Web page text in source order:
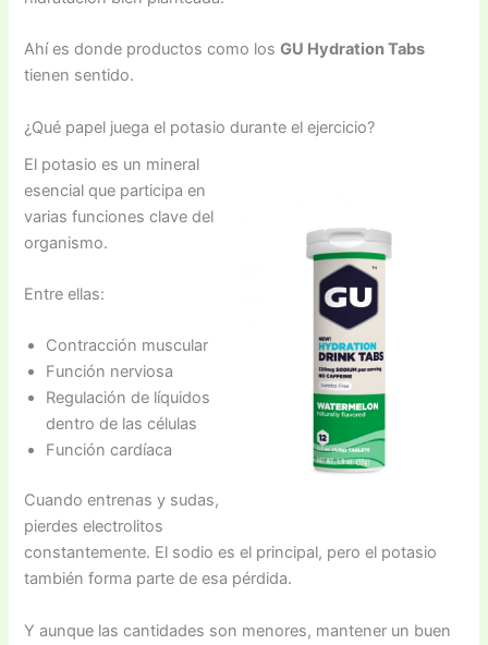
Ahí es donde productos como losGU Hydration Tabs
tienen sentido.
¿Qué papel juega el potasio durante el ejercicio?
El potasio es un mineral
esencial que participa en
varias funciones clave del
organismo.
Entre ellas:
Contracción muscular
Función nerviosa
Regulación de líquidos
dentro de las células
Función cardíaca
Cuando entrenas y sudas,
pierdes electrolitos
constantemente. El sodio es el principal, pero el potasio
también forma parte de esa pérdida.
Y aunque las cantidades son menores, mantener un buen